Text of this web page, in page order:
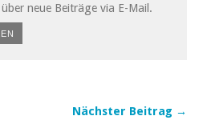
neue Beiträge via E-Mail.
Nächster Beitrag →